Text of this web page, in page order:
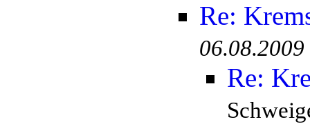
Re:
Re: